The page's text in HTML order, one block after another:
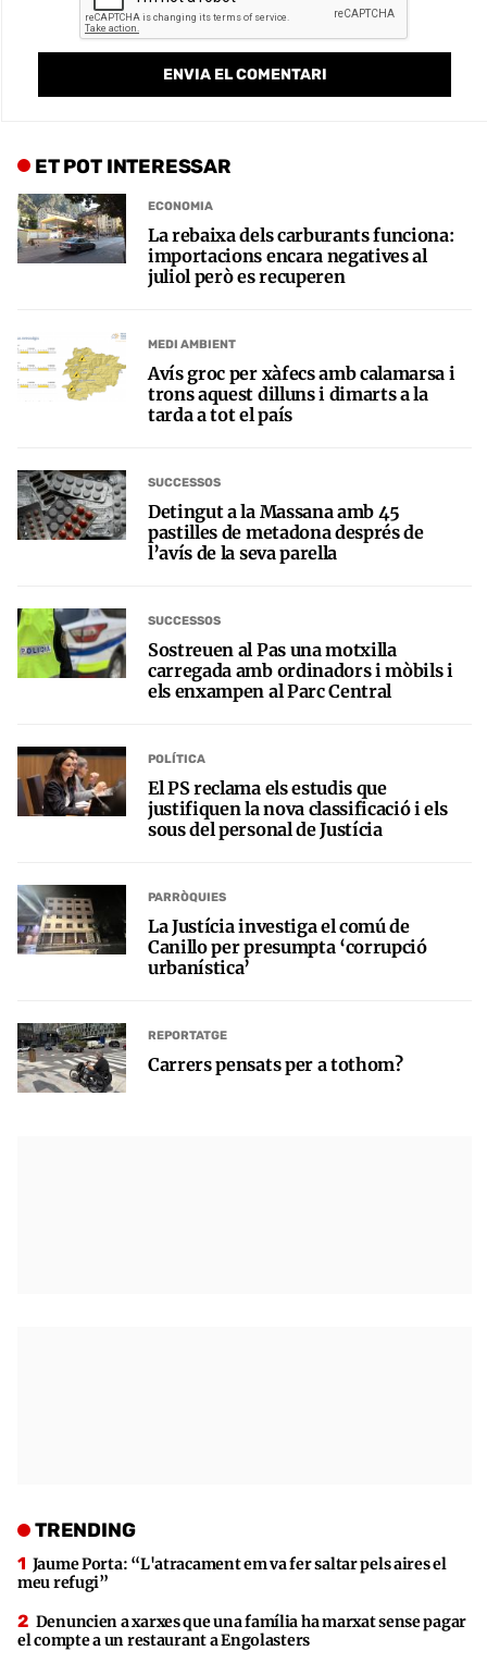
ET POT INTERESSAR
ECONOMIA
La rebaixa dels carburants funciona:
importacions encara negatives al
juliol però es recuperen
MEDI AMBIENT
Avís groc per xàfecs amb calamarsa i
trons aquest dilluns i dimarts a la
tarda a tot el país
SUCCESSOS
Detingut a la Massana amb 45
pastilles de metadona després de
l’avís de la seva parella
SUCCESSOS
Sostreuen al Pas una motxilla
carregada amb ordinadors i mòbils i
els enxampen al Parc Central
POLÍTICA
El PS reclama els estudis que
justifiquen la nova classificació i els
sous del personal de Justícia
PARRÒQUIES
La Justícia investiga el comú de
Canillo per presumpta ‘corrupció
urbanística’
REPORTATGE
Carrers pensats per a tothom?
TRENDING
Jaume Porta: “L'atracament em va fer saltar pels aires el
meu refugi”
Denuncien a xarxes que una família ha marxat sense pagar
el compte a un restaurant a Engolasters